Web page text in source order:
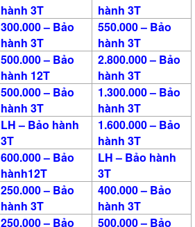
hành 3T
hành 3T
300.000 – Bảo
hành 3T
550.000 – Bảo
hành 3T
500.000 – Bảo
hành 12T
2.800.000 – Bảo
hành 3T
500.000 – Bảo
hành 3T
1.300.000 – Bảo
hành 3T
LH – Bảo hành
3T
1.600.000 – Bảo
hành 3T
600.000 – Bảo
hành12T
LH – Bảo hành
3T
250.000 – Bảo
hành 3T
400.000 – Bảo
hành 3T
250.000 – Bảo
500.000 – Bảo